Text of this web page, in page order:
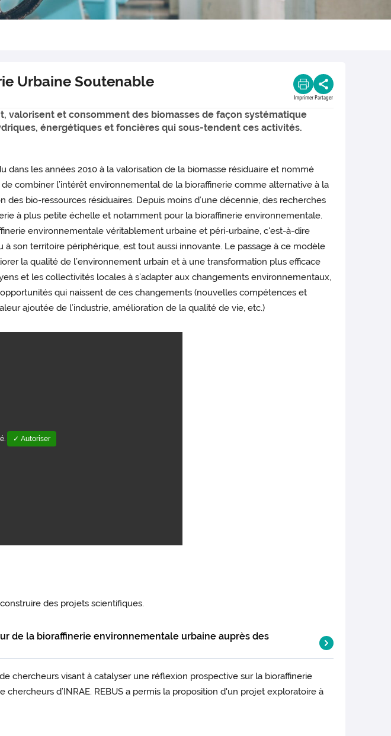
Urbaine Soutenable
Imprimer Partager
et consomment des biomasses de façon systématique
énergétiques et foncières qui sous-tendent ces activités.
dans les années 2010 à la valorisation de la biomasse résiduaire et nommé
combiner l’intérêt environnemental de la bioraffinerie comme alternative à la
des bio-ressources résiduaires. Depuis moins d’une décennie, des recherches
à plus petite échelle et notamment pour la bioraffinerie environnementale.
environnementale véritablement urbaine et péri-urbaine, c'est-à-dire
son territoire périphérique, est tout aussi innovante. Le passage à ce modèle
la qualité de l’environnement urbain et à une transformation plus efficace
et les collectivités locales à s’adapter aux changements environnementaux,
qui naissent de ces changements (nouvelles compétences et
ajoutée de l’industrie, amélioration de la qualité de vie, etc.)
✓ Autoriser
des projets scientifiques.
de la bioraffinerie environnementale urbaine auprès des
les biodéchets. Cette étude a fait l’objet d’un rapport de stage de 2e
10th International Conference on Sustainable Waste Management » : New
M. Donner, C. Duquennoi.
chercheurs visant à catalyser une réflexion prospective sur la bioraffinerie
d’INRAE. REBUS a permis la proposition d'un projet exploratoire à